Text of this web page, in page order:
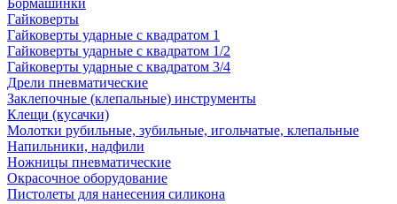
Бормашинки
Гайковерты
Гайковерты ударные с квадратом 1
Гайковерты ударные с квадратом 1/2
Гайковерты ударные с квадратом 3/4
Дрели пневматические
Заклепочные (клепальные) инструменты
Клещи (кусачки)
Молотки рубильные, зубильные, игольчатые, клепальные
Напильники, надфили
Ножницы пневматические
Окрасочное оборудование
Пистолеты для нанесения силикона